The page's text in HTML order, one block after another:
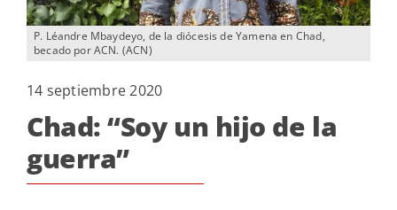
P. Léandre Mbaydeyo, de la diócesis de Yamena en Chad,
becado por ACN. (ACN)
14 septiembre 2020
Chad: “Soy un hijo de la
guerra”